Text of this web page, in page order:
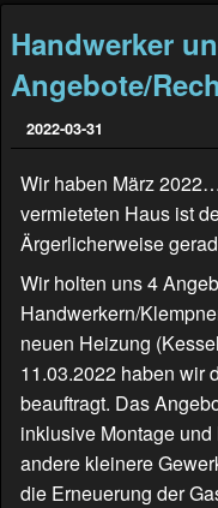
Handwerker
Angebote/
2022-03-31
Wir haben März
vermieteten Haus ist
Ärgerlicherweise
Wir holten uns 4
Handwerkern/
neuen Heizung
11.03.2022 haben wir
beauftragt. Das
inklusive Montage
andere kleinere
die Erneuerung der